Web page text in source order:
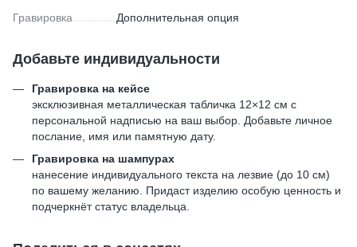
Гравировка Дополнительная опция
Добавьте индивидуальности
Гравировка на кейсе
эксклюзивная металлическая табличка 12×12 см с
персональной надписью на ваш выбор. Добавьте личное
послание, имя или памятную дату.
Гравировка на шампурах
нанесение индивидуального текста на лезвие (до 10 см)
по вашему желанию. Придаст изделию особую ценность и
подчеркнёт статус владельца.